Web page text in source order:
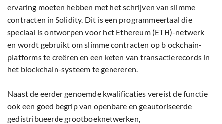
ervaring moeten hebben met het schrijven van slimme
contracten in Solidity. Dit is een programmeertaal die
speciaal is ontworpen voor het Ethereum (ETH)-netwerk
en wordt gebruikt om slimme contracten op blockchain-
platforms te creëren en een keten van transactierecords in
het blockchain-systeem te genereren.
Naast de eerder genoemde kwalificaties vereist de functie
ook een goed begrip van openbare en geautoriseerde
gedistribueerde grootboeknetwerken,